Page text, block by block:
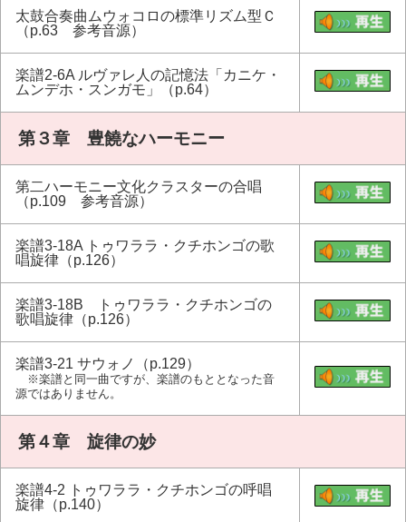
太鼓合奏曲ムウォコロの標準リズム型Ｃ
（p.63 参考音源）
楽譜2-6A ルヴァレ人の記憶法「カニケ・
ムンデホ・スンガモ」（p.64）
第３章 豊饒なハーモニー
第二ハーモニー文化クラスターの合唱
（p.109 参考音源）
楽譜3-18A トゥワララ・クチホンゴの歌
唱旋律（p.126）
楽譜3-18B トゥワララ・クチホンゴの
歌唱旋律（p.126）
楽譜3-21 サウォノ（p.129）
※楽譜と同一曲ですが、楽譜のもととなった音
源ではありません。
第４章 旋律の妙
楽譜4-2 トゥワララ・クチホンゴの呼唱
旋律（p.140）